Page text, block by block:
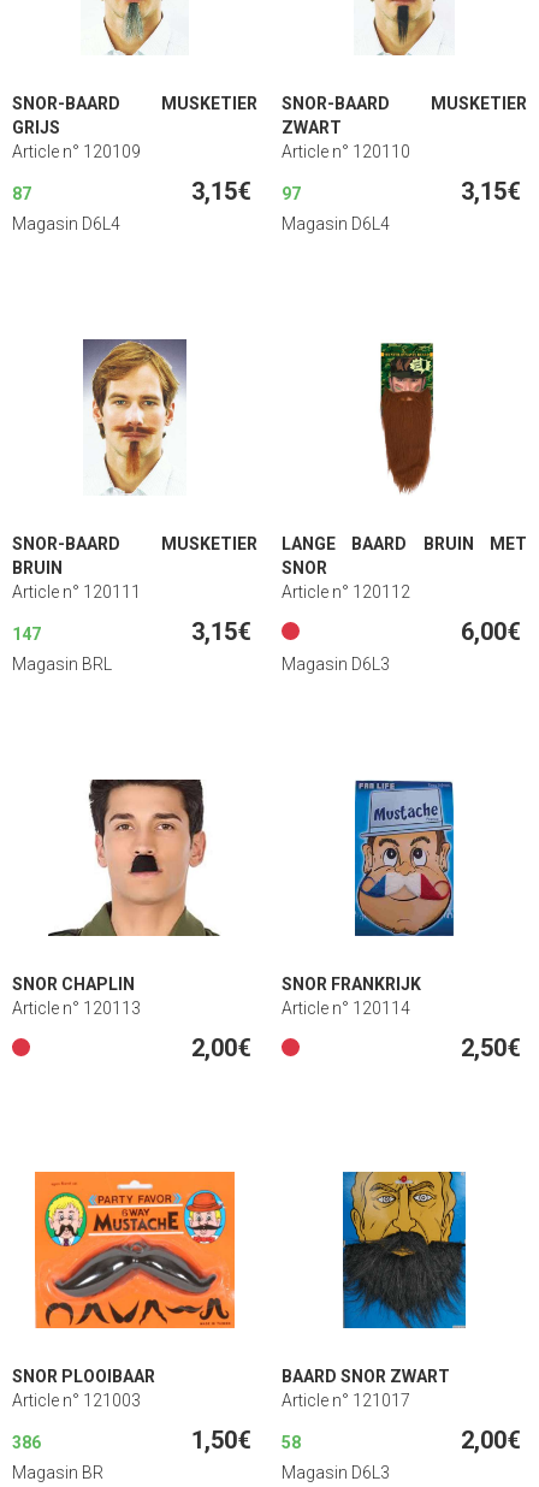
SNOR-BAARD MUSKETIER
GRIJS
Article n° 120109
87 3,15€
Magasin D6L4
SNOR-BAARD MUSKETIER
ZWART
Article n° 120110
97 3,15€
Magasin D6L4
SNOR-BAARD MUSKETIER
BRUIN
Article n° 120111
147 3,15€
Magasin BRL
LANGE BAARD BRUIN MET
SNOR
Article n° 120112
6,00€
Magasin D6L3
SNOR CHAPLIN
Article n° 120113
2,00€
SNOR FRANKRIJK
Article n° 120114
2,50€
SNOR PLOOIBAAR
Article n° 121003
386 1,50€
Magasin BR
BAARD SNOR ZWART
Article n° 121017
58 2,00€
Magasin D6L3